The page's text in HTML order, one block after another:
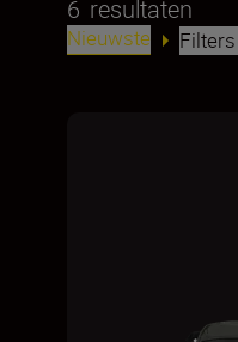
6 resultaten
Nieuwste Filters